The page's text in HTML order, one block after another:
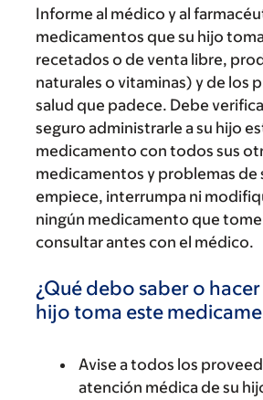
Informe al médico y al
medicamentos que su hijo
recetados o de venta libre,
naturales o vitaminas) y de los
salud que padece. Debe
seguro administrarle a su hijo
medicamento con todos sus
medicamentos y problemas de
empiece, interrumpa ni
ningún medicamento que tome
consultar antes con el médico.
¿Qué debo saber o
hijo toma este
Avise a todos los
atención médica de su